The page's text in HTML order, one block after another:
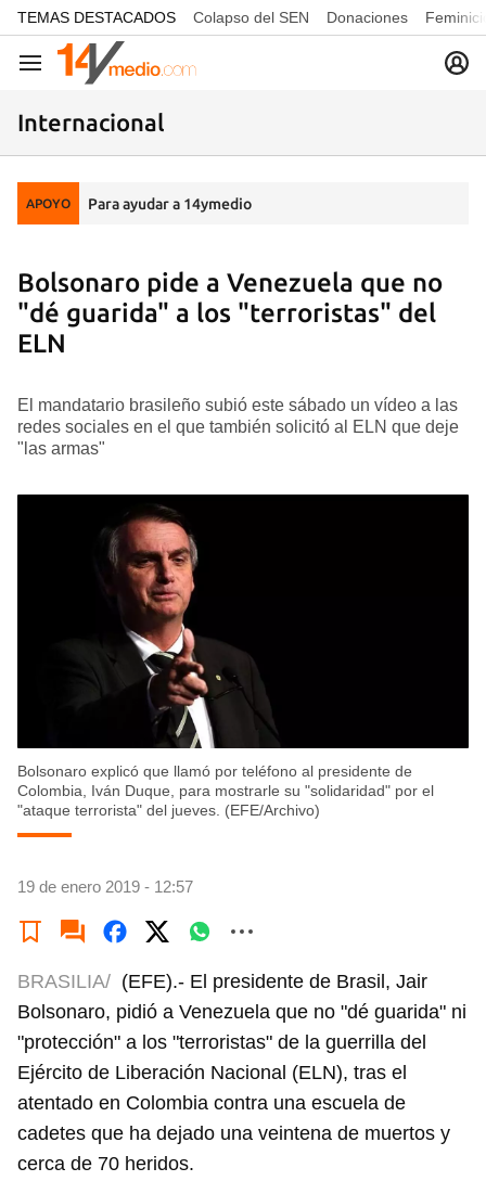
common.go-to-content
TEMAS DESTACADOS Colapso del SEN Donaciones
Navegación
Internacional
APOYO Para ayudar a 14ymedio
Bolsonaro pide a Venezuela que no
"dé guarida" a los "terroristas" del
ELN
El mandatario brasileño subió este sábado un vídeo a las
redes sociales en el que también solicitó al ELN que deje
"las armas"
Bolsonaro explicó que llamó por teléfono al presidente de
Colombia, Iván Duque, para mostrarle su "solidaridad" por el
"ataque terrorista" del jueves. (EFE/Archivo)
19 de enero 2019 - 12:57
BRASILIA/ (EFE).- El presidente de Brasil, Jair
Bolsonaro, pidió a Venezuela que no "dé guarida" ni
"protección" a los "terroristas" de la guerrilla del
Ejército de Liberación Nacional (ELN), tras el
atentado en Colombia contra una escuela de
cadetes que ha dejado una veintena de muertos y
cerca de 70 heridos.